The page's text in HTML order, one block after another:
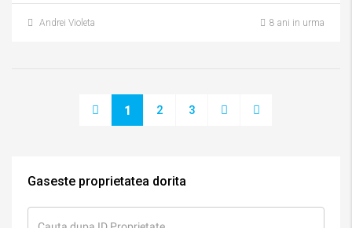
Andrei Violeta 8 ani in urma
1 2 3
Gaseste proprietatea dorita